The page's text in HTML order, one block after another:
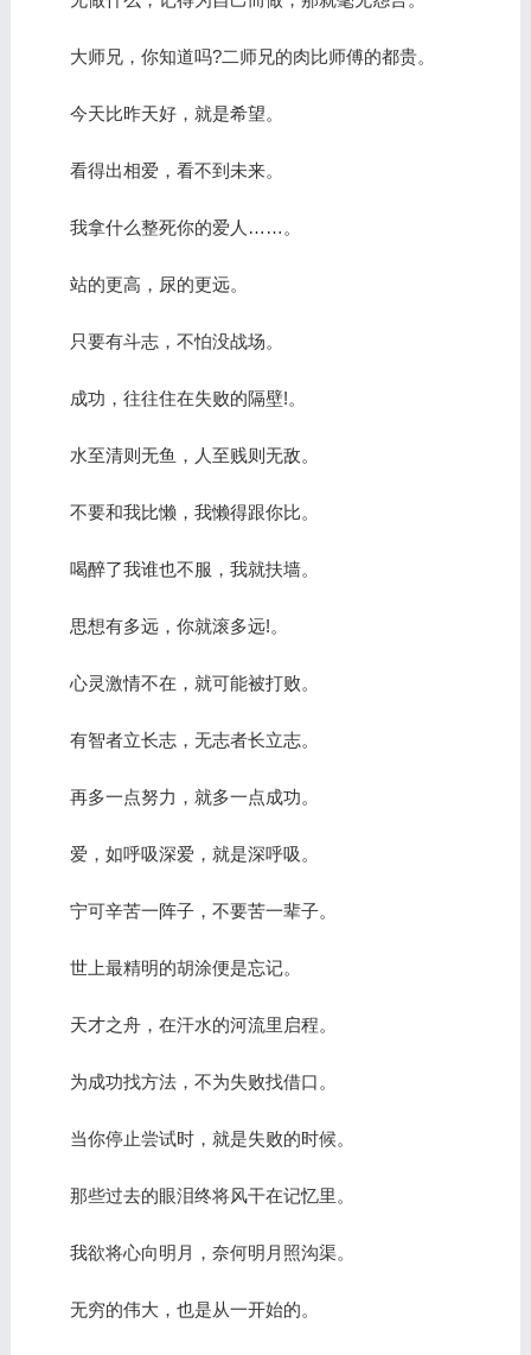
大师兄，你知道吗?二师兄的肉比师傅的都贵。
今天比昨天好，就是希望。
看得出相爱，看不到未来。
我拿什么整死你的爱人……。
站的更高，尿的更远。
只要有斗志，不怕没战场。
成功，往往住在失败的隔壁!。
水至清则无鱼，人至贱则无敌。
不要和我比懒，我懒得跟你比。
喝醉了我谁也不服，我就扶墙。
思想有多远，你就滚多远!。
心灵激情不在，就可能被打败。
有智者立长志，无志者长立志。
再多一点努力，就多一点成功。
爱，如呼吸深爱，就是深呼吸。
宁可辛苦一阵子，不要苦一辈子。
世上最精明的胡涂便是忘记。
天才之舟，在汗水的河流里启程。
为成功找方法，不为失败找借口。
当你停止尝试时，就是失败的时候。
那些过去的眼泪终将风干在记忆里。
我欲将心向明月，奈何明月照沟渠。
无穷的伟大，也是从一开始的。